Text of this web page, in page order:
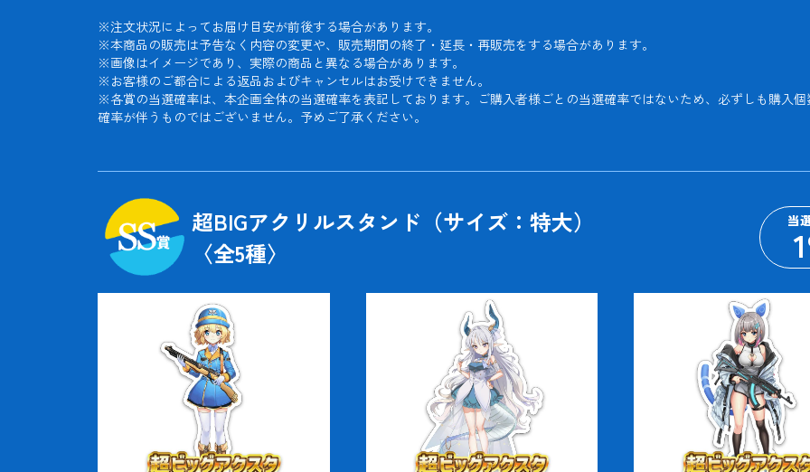
※注文状況によってお届け目安が前後する場合があります。
※本商品の販売は予告なく内容の変更や、販売期間の終了・延長・再販売をする場合があります。
※画像はイメージであり、実際の商品と異なる場合があります。
※お客様のご都合による返品およびキャンセルはお受けできません。
※各賞の当選確率は、本企画全体の当選確率を表記しております。ご購入者様ごとの当選確率ではないため、必ずしも購入
確率が伴うものではございません。予めご了承ください。
超BIGアクリルスタンド（サイズ：特大）
〈全5種〉
当
1